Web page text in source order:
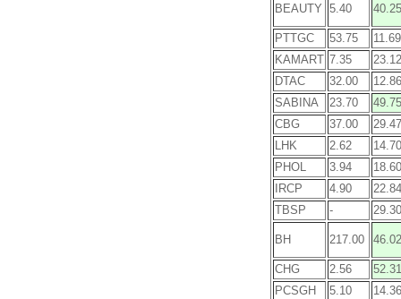
BEAUTY 5.40 40.25
PTTGC 53.75
11.69
KAMART 7.35
23.12
DTAC
32.00
12.86
SABINA
23.70
49.75
CBG
37.00
29.47
LHK
2.62
14.70
PHOL
3.94
18.60
IRCP
4.90
22.84
TBSP
- 29.30
BH 217.00 46.02
CHG 2.56
52.31
PCSGH
5.10
14.36